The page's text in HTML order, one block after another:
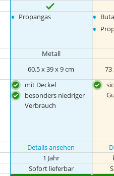
• Propangas •
•
Metall
‎60.5 x 39 x 9 cm 73
mit Deckel
besonders niedriger
Verbrauch
Details ansehen
1 Jahr
Sofort lieferbar